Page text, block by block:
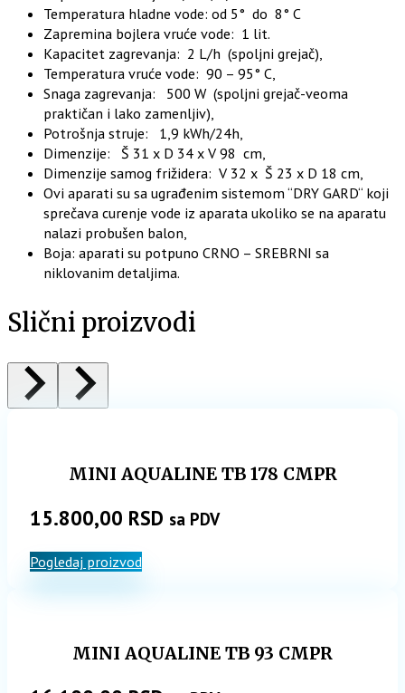
Temperatura hladne vode: od 5° do 8° C
Zapremina bojlera vruće vode: 1 lit.
Kapacitet zagrevanja: 2 L/h (spoljni grejač),
Temperatura vruće vode: 90 – 95° C,
Snaga zagrevanja: 500 W (spoljni grejač-veoma
praktičan i lako zamenljiv),
Potrošnja struje: 1,9 kWh/24h,
Dimenzije: Š 31 x D 34 x V 98 cm,
Dimenzije samog frižidera: V 32 x Š 23 x D 18 cm,
Ovi aparati su sa ugrađenim sistemom “DRY GARD“ koji
sprečava curenje vode iz aparata ukoliko se na aparatu
nalazi probušen balon,
Boja: aparati su potpuno CRNO – SREBRNI sa
niklovanim detaljima.
Slični proizvodi
MINI AQUALINE TB 178 CMPR
15.800,00 RSD sa PDV
Pogledaj proizvod
MINI AQUALINE TB 93 CMPR